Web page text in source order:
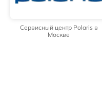
Сервисный центр Polaris в
Москве